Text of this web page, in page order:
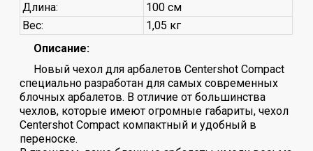
Длина:
100 см
Вес:
1,05 кг
Описание:
Новый чехол для арбалетов Centershot Compact
специально разработан для самых современных
блочных арбалетов. В отличие от большинства
чехлов, которые имеют огромные габариты, чехол
Centershot Compact компактный и удобный в
переноске.